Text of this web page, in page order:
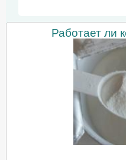
Работает ли